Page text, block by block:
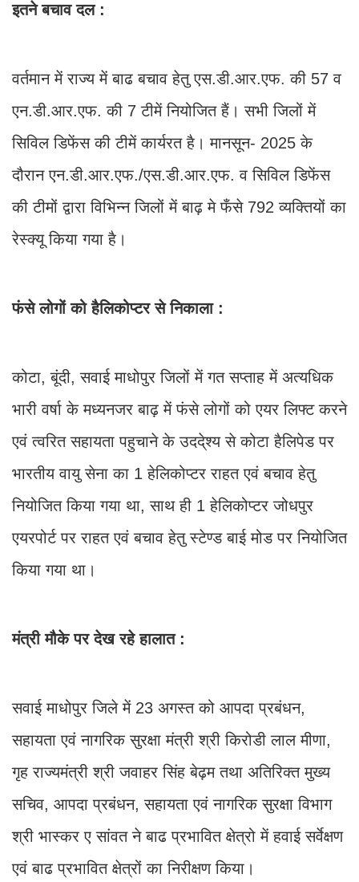
इतने बचाव दल :
वर्तमान में राज्य में बाढ बचाव हेतु एस.डी.आर.एफ. की 57 व
एन.डी.आर.एफ. की 7 टीमें नियोजित हैं। सभी जिलों में
सिविल डिफेंस की टीमें कार्यरत है। मानसून- 2025 के
दौरान एन.डी.आर.एफ./एस.डी.आर.एफ. व सिविल डिफेंस
की टीमों द्वारा विभिन्न जिलों में बाढ़ मे फँसे 792 व्यक्तियों का
रेस्क्यू किया गया है।
फंसे लोगों को हैलिकोप्टर से निकाला :
कोटा, बूंदी, सवाई माधोपुर जिलों में गत सप्ताह में अत्यधिक
भारी वर्षा के मध्यनजर बाढ़ में फंसे लोगों को एयर लिफ्ट करने
एवं त्वरित सहायता पहुचाने के उददे्श्य से कोटा हैलिपेड पर
भारतीय वायु सेना का 1 हेलिकोप्टर राहत एवं बचाव हेतु
नियोजित किया गया था, साथ ही 1 हेलिकोप्टर जोधपुर
एयरपोर्ट पर राहत एवं बचाव हेतु स्टेण्ड बाई मोड पर नियोजित
किया गया था।
मंत्री मौके पर देख रहे हालात :
सवाई माधोपुर जिले में 23 अगस्त को आपदा प्रबंधन,
सहायता एवं नागरिक सुरक्षा मंत्री श्री किरोडी लाल मीणा,
गृह राज्यमंत्री श्री जवाहर सिंह बेढ़म तथा अतिरिक्त मुख्य
सचिव, आपदा प्रबंधन, सहायता एवं नागरिक सुरक्षा विभाग
श्री भास्कर ए सांवत ने बाढ प्रभावित क्षेत्रो में हवाई सर्वेक्षण
एवं बाढ प्रभावित क्षेत्रों का निरीक्षण किया।